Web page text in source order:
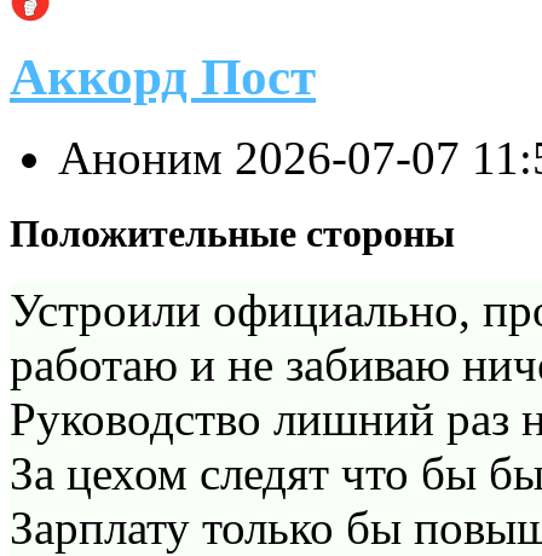
Аккорд Пост
Аноним 2026-07-07
Положительные стороны
Устроили официально,
работаю и не забиваю
Руководство лишний раз
За цехом следят что бы
Зарплату только бы